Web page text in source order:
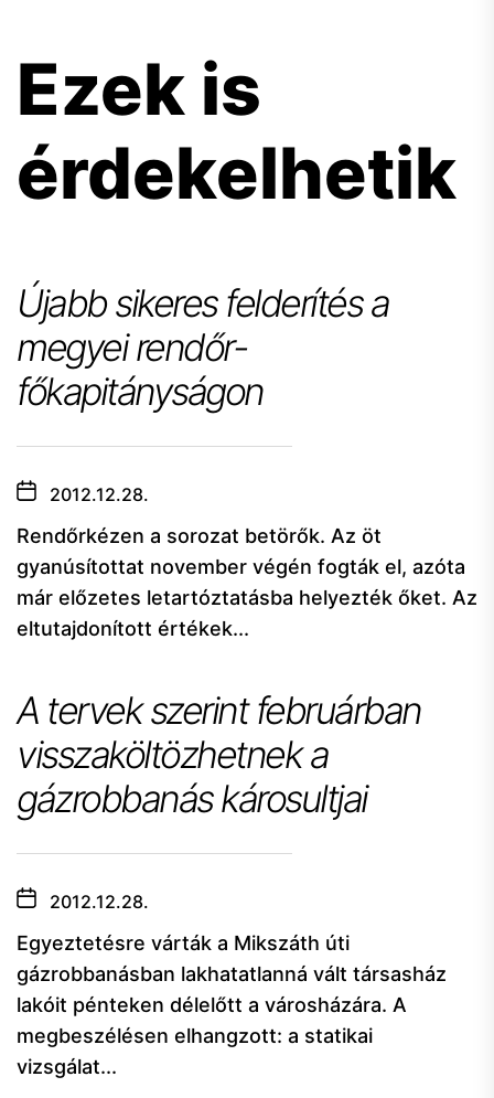
Ezek is
érdekelhetik
Újabb sikeres felderítés a
megyei rendőr-
főkapitányságon
2012.12.28.
Rendőrkézen a sorozat betörők. Az öt
gyanúsítottat november végén fogták el, azóta
már előzetes letartóztatásba helyezték őket. Az
eltutajdonított értékek...
A tervek szerint februárban
visszaköltözhetnek a
gázrobbanás károsultjai
2012.12.28.
Egyeztetésre várták a Mikszáth úti
gázrobbanásban lakhatatlanná vált társasház
lakóit pénteken délelőtt a városházára. A
megbeszélésen elhangzott: a statikai
vizsgálat...